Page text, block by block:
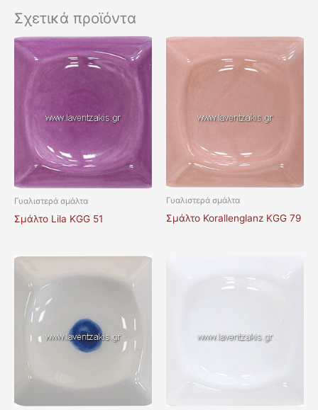
Σχετικά προϊόντα
Γυαλιστερά σμάλτα
Σμάλτο Lila KGG 51
Γυαλιστερά σμάλτα
Σμάλτο Korallenglanz KGG 79